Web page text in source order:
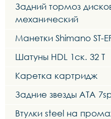
Задний тормоз
механический
Манетки Shimano ST-
Шатуны HDL 1ск. 32 T
Каретка картридж
Задние звезды ATA
Втулки steel на